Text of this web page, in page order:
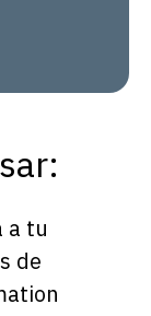
a tu
de